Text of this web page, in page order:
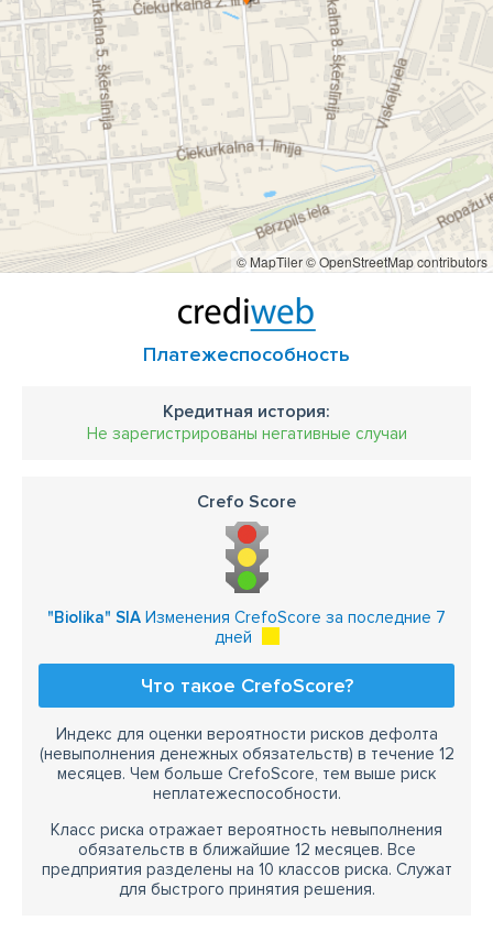
© MapTiler© OpenStreetMap contributors
Платежеспособность
Кредитная история:
Не зарегистрированы негативные случаи
Crefo Score
"Biolika" SIA Изменения CrefoScore за последние 7
дней
Что такое CrefoScore?
Индекс для оценки вероятности рисков дефолта
(невыполнения денежных обязательств) в течение 12
месяцев. Чем больше CrefoScore, тем выше риск
неплатежеспособности.
Класс риска отражает вероятность невыполнения
обязательств в ближайшие 12 месяцев. Все
предприятия разделены на 10 классов риска. Служат
для быстрого принятия решения.